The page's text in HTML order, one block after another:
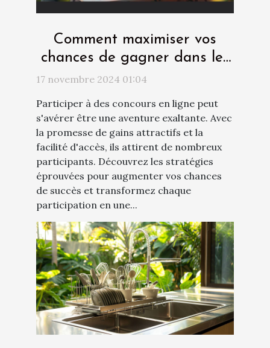
Comment maximiser vos
chances de gagner dans les
concours en ligne
17 novembre 2024 01:04
Participer à des concours en ligne peut
s'avérer être une aventure exaltante. Avec
la promesse de gains attractifs et la
facilité d'accès, ils attirent de nombreux
participants. Découvrez les stratégies
éprouvées pour augmenter vos chances
de succès et transformez chaque
participation en une...